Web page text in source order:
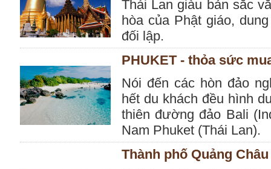
Thái Lan giàu bản sắc
hòa của Phật giáo,
đối lập.
PHUKET - thỏa sức
Nói đến các hòn đảo
hết du khách đều hình
thiên đường đảo Bali
Nam Phuket (Thái Lan).
Thành phố Quảng Châu